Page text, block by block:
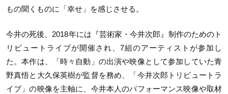
もの聞くものに「幸せ」を感じさせる。
今井の死後、2018年には『芸術家・今井次郎』制作のためのト
リビュートライブが開催され、7組のアーティストが参加し
た。本作は、「時々自動」の出演や映像として参加していた青
野真悟と大久保英樹が監督を務め、「今井次郎トリビュートラ
イブ」の映像を主軸に、今井本人のパフォーマンス映像や取材